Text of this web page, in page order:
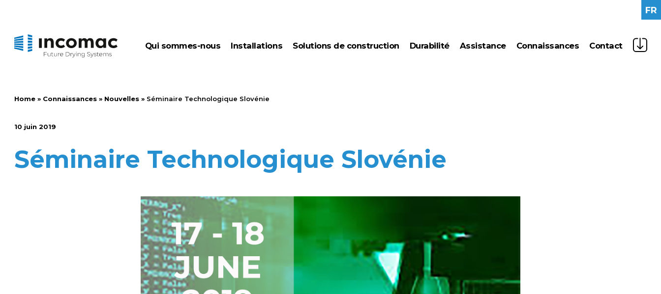
qui sommes-nous installations
séchage du bois junior
solutions de construction durabilité assistance connaissances contact
FR
Home» Connaissances» Nouvelles» Séminaire Technologique Slovénie
10 juin 2019
Séminaire Technologique Slovénie